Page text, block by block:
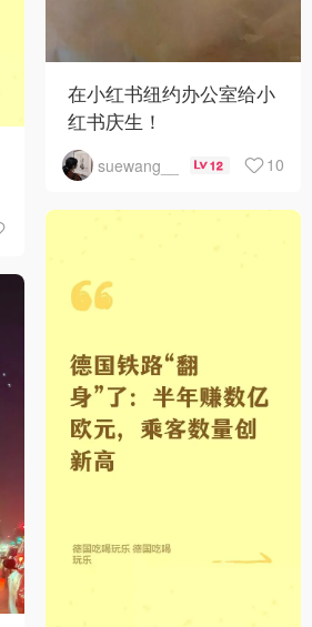
在小红书纽约办公室给小
红书庆生！
suewang__ 12 10